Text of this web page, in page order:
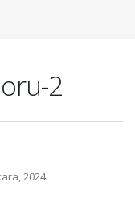
2
2024